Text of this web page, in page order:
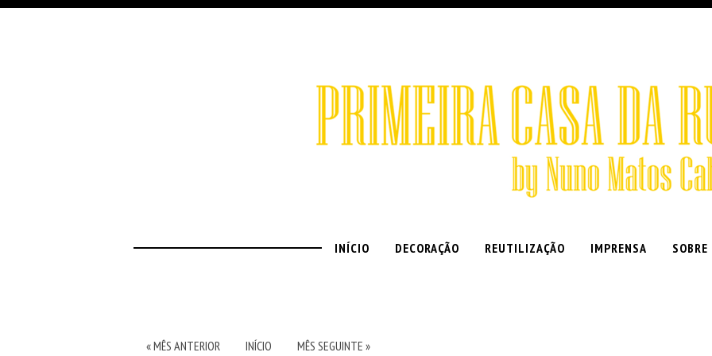
INÍCIO DECORAÇÃO REUTILIZAÇÃO IMPRENSA SOBRE
« MÊS ANTERIOR INÍCIO MÊS SEGUINTE »